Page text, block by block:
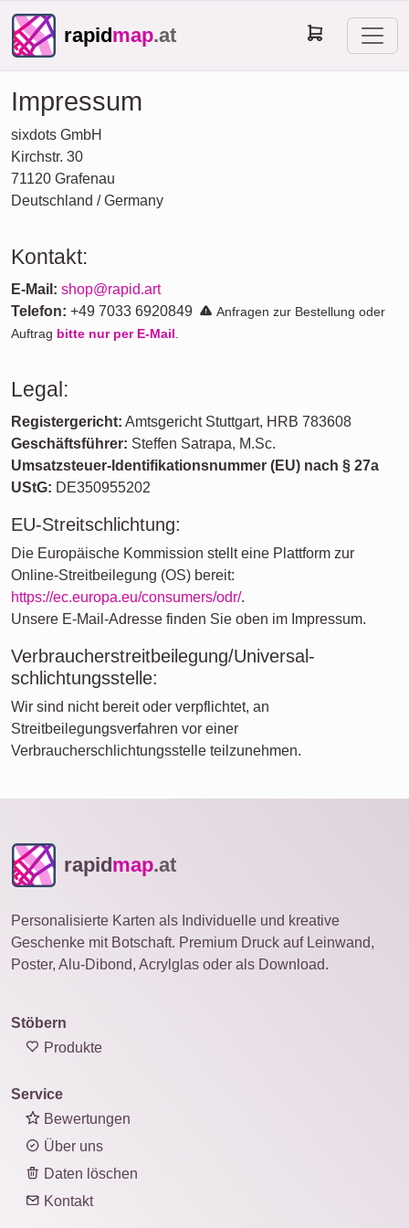
rapidmap.at
Impressum
sixdots GmbH
Kirchstr. 30
71120 Grafenau
Deutschland / Germany
Kontakt:
E-Mail: shop@rapid.art
Telefon: +49 7033 6920849
Anfragen zur Bestellung oder
Auftrag bitte nur per E-Mail
Legal:
Registergericht: Amtsgericht Stuttgart, HRB 783608
Geschäftsführer: Steffen Satrapa, M.Sc.
Umsatzsteuer-Identifikationsnummer (EU) nach § 27a
UStG: DE350955202
EU-Streitschlichtung:
Die Europäische Kommission stellt eine Plattform zur
Online-Streitbeilegung (OS) bereit:
https://ec.europa.eu/consumers/odr/.
Unsere E-Mail-Adresse finden Sie oben im Impressum.
Verbraucher­streit­beilegung/Universal­
schlichtungs­stelle:
Wir sind nicht bereit oder verpflichtet, an
Streitbeilegungsverfahren vor einer
Verbraucherschlichtungsstelle teilzunehmen.
rapidmap.at
Personalisierte Karten als Individuelle und kreative
Geschenke mit Botschaft. Premium Druck auf Leinwand,
Poster, Alu-Dibond, Acrylglas oder als Download.
Stöbern
Produkte
Service
Bewertungen
Über uns
Daten löschen
Kontakt